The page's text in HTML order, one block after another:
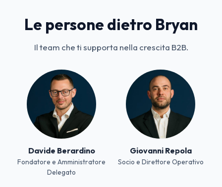
Le persone dietro Bryan
Il team che ti supporta nella crescita B2B.
Davide Berardino
Fondatore e Amministratore
Delegato
Giovanni Repola
Socio e Direttore Operativo